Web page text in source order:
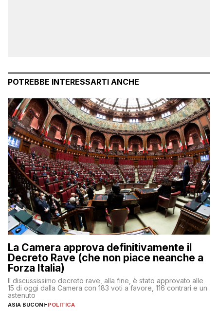
POTREBBE INTERESSARTI ANCHE
La Camera approva definitivamente il
Decreto Rave (che non piace neanche a
Forza Italia)
Il discussissimo decreto rave, alla fine, è stato approvato alle
15 di oggi dalla Camera con 183 voti a favore, 116 contrari e un
astenuto
ASIA BUCONI-POLITICA